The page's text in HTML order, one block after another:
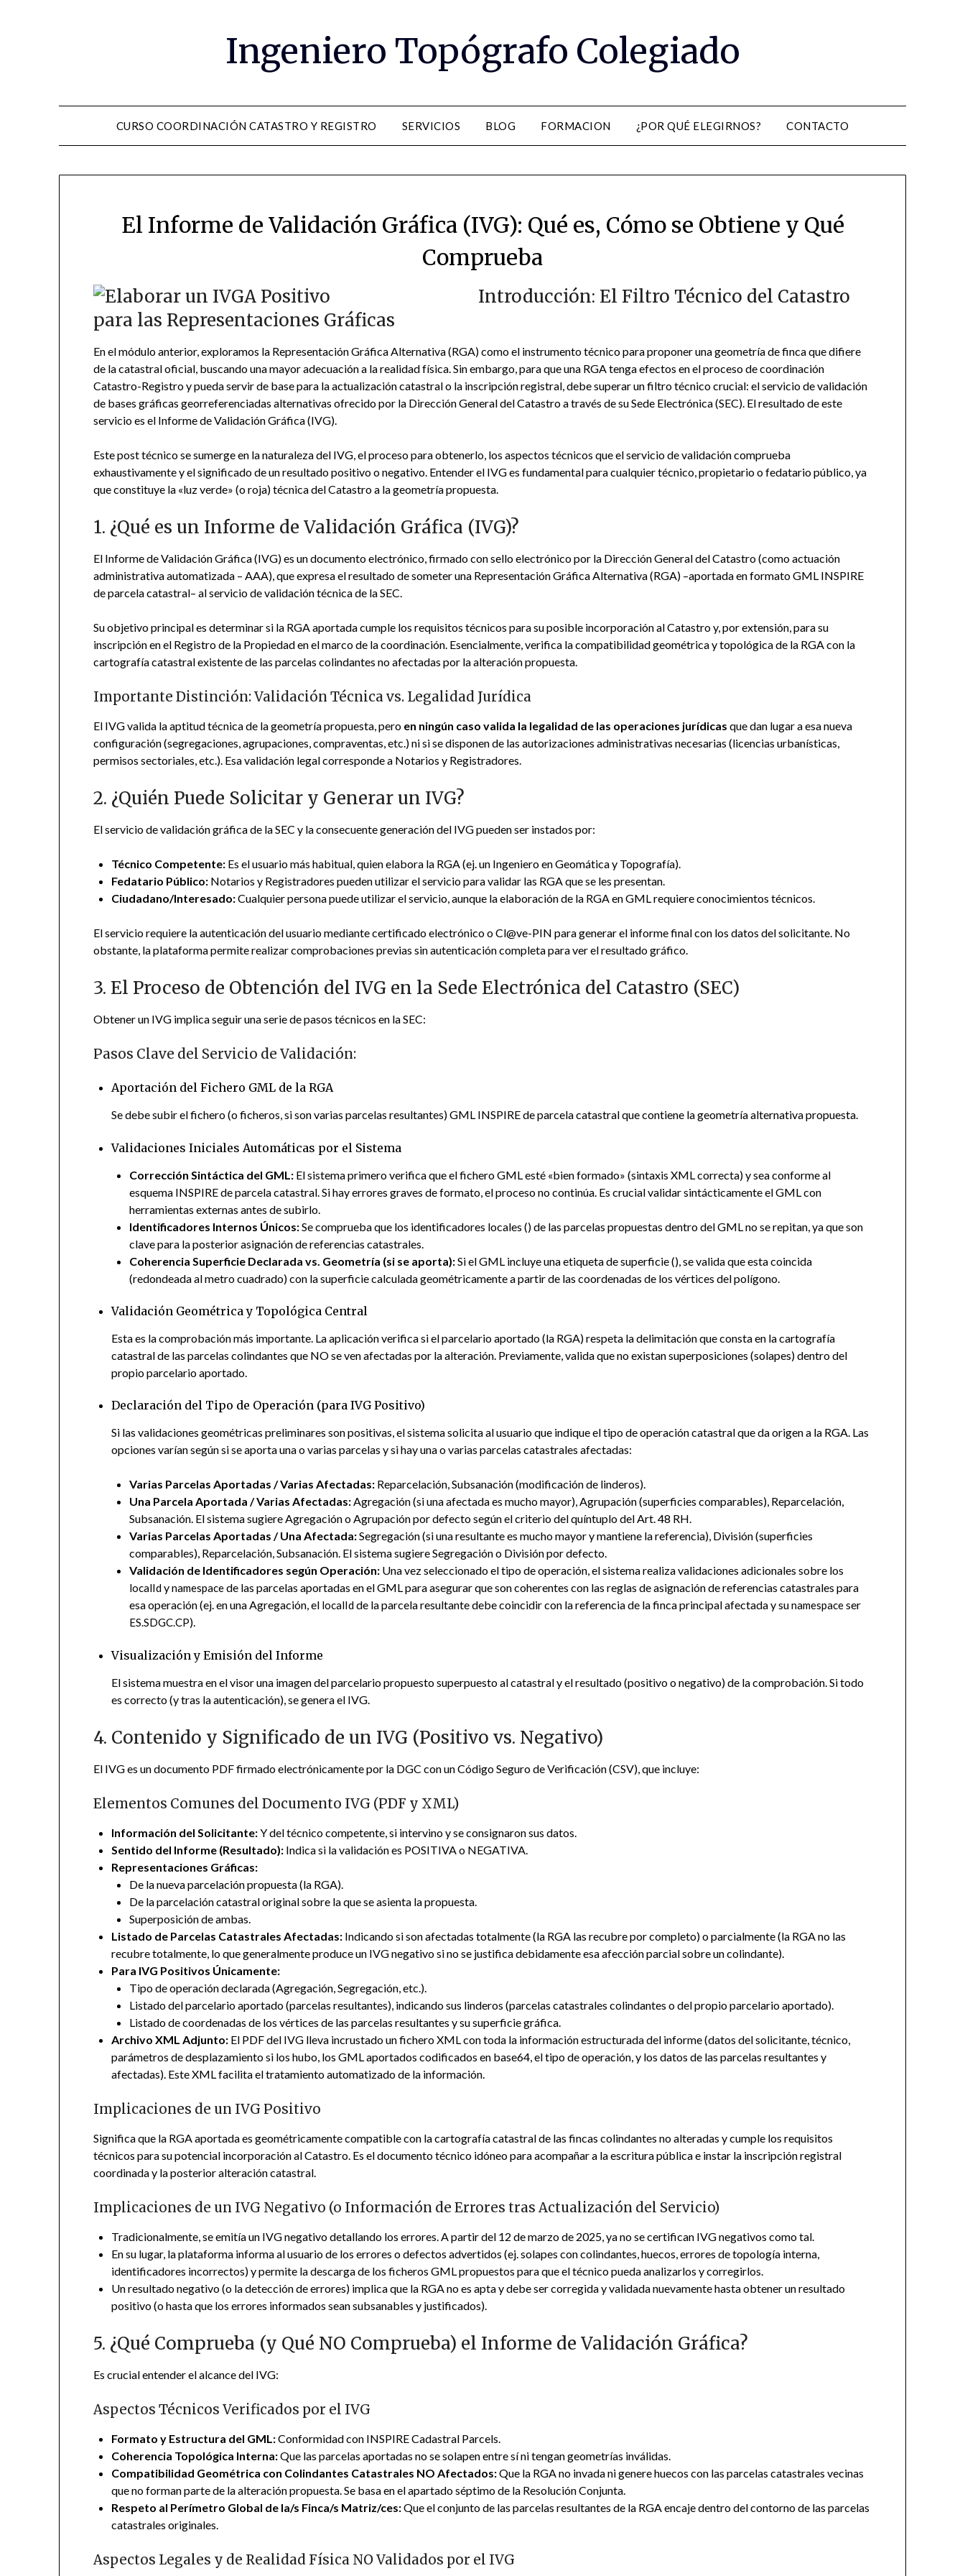
Ingeniero Topógrafo Colegiado
CURSO COORDINACIÓN CATASTRO Y REGISTRO SERVICIOS BLOG FORMACION ¿POR QUÉ ELEGIRNOS? CONTACTO
El Informe de Validación Gráfica (IVG): Qué es, Cómo se Obtiene y Qué
Comprueba
Introducción: El Filtro Técnico del Catastro
para las Representaciones Gráficas
En el módulo anterior, exploramos la Representación Gráfica Alternativa (RGA) como el instrumento técnico para proponer una geometría de finca que difiere
de la catastral oficial, buscando una mayor adecuación a la realidad física. Sin embargo, para que una RGA tenga efectos en el proceso de coordinación
Catastro-Registro y pueda servir de base para la actualización catastral o la inscripción registral, debe superar un filtro técnico crucial: el servicio de validación
de bases gráficas georreferenciadas alternativas ofrecido por la Dirección General del Catastro a través de su Sede Electrónica (SEC). El resultado de este
servicio es el Informe de Validación Gráfica (IVG).
Este post técnico se sumerge en la naturaleza del IVG, el proceso para obtenerlo, los aspectos técnicos que el servicio de validación comprueba
exhaustivamente y el significado de un resultado positivo o negativo. Entender el IVG es fundamental para cualquier técnico, propietario o fedatario público, ya
que constituye la «luz verde» (o roja) técnica del Catastro a la geometría propuesta.
1. ¿Qué es un Informe de Validación Gráfica (IVG)?
El Informe de Validación Gráfica (IVG) es un documento electrónico, firmado con sello electrónico por la Dirección General del Catastro (como actuación
administrativa automatizada – AAA), que expresa el resultado de someter una Representación Gráfica Alternativa (RGA) –aportada en formato GML INSPIRE
de parcela catastral– al servicio de validación técnica de la SEC.
Su objetivo principal es determinar si la RGA aportada cumple los requisitos técnicos para su posible incorporación al Catastro y, por extensión, para su
inscripción en el Registro de la Propiedad en el marco de la coordinación. Esencialmente, verifica la compatibilidad geométrica y topológica de la RGA con la
cartografía catastral existente de las parcelas colindantes no afectadas por la alteración propuesta.
Importante Distinción: Validación Técnica vs. Legalidad Jurídica
El IVG valida la aptitud técnica de la geometría propuesta, pero en ningún caso valida la legalidad de las operaciones jurídicas que dan lugar a esa nueva
configuración (segregaciones, agrupaciones, compraventas, etc.) ni si se disponen de las autorizaciones administrativas necesarias (licencias urbanísticas,
permisos sectoriales, etc.). Esa validación legal corresponde a Notarios y Registradores.
2. ¿Quién Puede Solicitar y Generar un IVG?
El servicio de validación gráfica de la SEC y la consecuente generación del IVG pueden ser instados por:
Técnico Competente: Es el usuario más habitual, quien elabora la RGA (ej. un Ingeniero en Geomática y Topografía).
Fedatario Público: Notarios y Registradores pueden utilizar el servicio para validar las RGA que se les presentan.
Ciudadano/Interesado:Cualquier persona puede utilizar el servicio, aunque la elaboración de la RGA en GML requiere conocimientos técnicos.
El servicio requiere la autenticación del usuario mediante certificado electrónico o Cl@ve-PIN para generar el informe final con los datos del solicitante. No
obstante, la plataforma permite realizar comprobaciones previas sin autenticación completa para ver el resultado gráfico.
3. El Proceso de Obtención del IVG en la Sede Electrónica del Catastro (SEC)
Obtener un IVG implica seguir una serie de pasos técnicos en la SEC:
Pasos Clave del Servicio de Validación:
Aportación del Fichero GML de la RGA
Se debe subir el fichero (o ficheros, si son varias parcelas resultantes) GML INSPIRE de parcela catastral que contiene la geometría alternativa propuesta.
Validaciones Iniciales Automáticas por el Sistema
Corrección Sintáctica del GML: El sistema primero verifica que el fichero GML esté «bien formado» (sintaxis XML correcta) y sea conforme al
esquema INSPIRE de parcela catastral. Si hay errores graves de formato, el proceso no continúa. Es crucial validar sintácticamente el GML con
herramientas externas antes de subirlo.
Identificadores Internos Únicos:Se comprueba que los identificadores locales () de las parcelas propuestas dentro del GML no se repitan, ya que son
clave para la posterior asignación de referencias catastrales.
Coherencia Superficie Declarada vs. Geometría (si se aporta):Si el GML incluye una etiqueta de superficie (), se valida que esta coincida
(redondeada al metro cuadrado) con la superficie calculada geométricamente a partir de las coordenadas de los vértices del polígono.
Validación Geométrica y Topológica Central
Esta es la comprobación más importante. La aplicación verifica si el parcelario aportado (la RGA) respeta la delimitación que consta en la cartografía
catastral de las parcelas colindantes que NO se ven afectadas por la alteración. Previamente, valida que no existan superposiciones (solapes) dentro del
propio parcelario aportado.
Declaración del Tipo de Operación (para IVG Positivo)
Si las validaciones geométricas preliminares son positivas, el sistema solicita al usuario que indique el tipo de operación catastral que da origen a la RGA. Las
opciones varían según si se aporta una o varias parcelas y si hay una o varias parcelas catastrales afectadas:
Varias Parcelas Aportadas / Varias Afectadas: Reparcelación, Subsanación (modificación de linderos).
Una Parcela Aportada / Varias Afectadas:Agregación (si una afectada es mucho mayor), Agrupación (superficies comparables), Reparcelación,
Subsanación. El sistema sugiere Agregación o Agrupación por defecto según el criterio del quíntuplo del Art. 48 RH.
Varias Parcelas Aportadas / Una Afectada:Segregación (si una resultante es mucho mayor y mantiene la referencia), División (superficies
comparables), Reparcelación, Subsanación. El sistema sugiere Segregación o División por defecto.
Validación de Identificadores según Operación: Una vez seleccionado el tipo de operación, el sistema realiza validaciones adicionales sobre los
localIdynamespacede las parcelas aportadas en el GML para asegurar que son coherentes con las reglas de asignación de referencias catastrales para
esa operación (ej. en una Agregación, el localIdde la parcela resultante debe coincidir con la referencia de la finca principal afectada y sunamespaceser
ES.SDGC.CP).
Visualización y Emisión del Informe
El sistema muestra en el visor una imagen del parcelario propuesto superpuesto al catastral y el resultado (positivo o negativo) de la comprobación. Si todo
es correcto (y tras la autenticación), se genera el IVG.
4. Contenido y Significado de un IVG (Positivo vs. Negativo)
El IVG es un documento PDF firmado electrónicamente por la DGC con un Código Seguro de Verificación (CSV), que incluye:
Elementos Comunes del Documento IVG (PDF y XML)
Información del Solicitante:Y del técnico competente, si intervino y se consignaron sus datos.
Sentido del Informe (Resultado): Indica si la validación es POSITIVA o NEGATIVA.
Representaciones Gráficas:
De la nueva parcelación propuesta (la RGA).
De la parcelación catastral original sobre la que se asienta la propuesta.
Superposición de ambas.
Listado de Parcelas Catastrales Afectadas: Indicando si son afectadas totalmente (la RGA las recubre por completo) o parcialmente (la RGA no las
recubre totalmente, lo que generalmente produce un IVG negativo si no se justifica debidamente esa afección parcial sobre un colindante).
Para IVG Positivos Únicamente:
Tipo de operación declarada (Agregación, Segregación, etc.).
Listado del parcelario aportado (parcelas resultantes), indicando sus linderos (parcelas catastrales colindantes o del propio parcelario aportado).
Listado de coordenadas de los vértices de las parcelas resultantes y su superficie gráfica.
Archivo XML Adjunto: El PDF del IVG lleva incrustado un fichero XML con toda la información estructurada del informe (datos del solicitante, técnico,
parámetros de desplazamiento si los hubo, los GML aportados codificados en base64, el tipo de operación, y los datos de las parcelas resultantes y
afectadas). Este XML facilita el tratamiento automatizado de la información.
Implicaciones de un IVG Positivo
Significa que la RGA aportada es geométricamente compatible con la cartografía catastral de las fincas colindantes no alteradas y cumple los requisitos
técnicos para su potencial incorporación al Catastro. Es el documento técnico idóneo para acompañar a la escritura pública e instar la inscripción registral
coordinada y la posterior alteración catastral.
Implicaciones de un IVG Negativo (o Información de Errores tras Actualización del Servicio)
Tradicionalmente, se emitía un IVG negativo detallando los errores. A partir del 12 de marzo de 2025, ya no se certifican IVG negativos como tal.
En su lugar, la plataforma informa al usuario de los errores o defectos advertidos (ej. solapes con colindantes, huecos, errores de topología interna,
identificadores incorrectos) y permite la descarga de los ficheros GML propuestos para que el técnico pueda analizarlos y corregirlos.
Un resultado negativo (o la detección de errores) implica que la RGA no es apta y debe ser corregida y validada nuevamente hasta obtener un resultado
positivo (o hasta que los errores informados sean subsanables y justificados).
5. ¿Qué Comprueba (y Qué NO Comprueba) el Informe de Validación Gráfica?
Es crucial entender el alcance del IVG:
Aspectos Técnicos Verificados por el IVG
Formato y Estructura del GML:Conformidad con INSPIRE Cadastral Parcels.
Coherencia Topológica Interna:Que las parcelas aportadas no se solapen entre sí ni tengan geometrías inválidas.
Compatibilidad Geométrica con Colindantes Catastrales NO Afectados:Que la RGA no invada ni genere huecos con las parcelas catastrales vecinas
que no forman parte de la alteración propuesta. Se basa en el apartado séptimo de la Resolución Conjunta.
Respeto al Perímetro Global de la/s Finca/s Matriz/ces:Que el conjunto de las parcelas resultantes de la RGA encaje dentro del contorno de las parcelas
catastrales originales.
Aspectos Legales y de Realidad Física NO Validados por el IVG